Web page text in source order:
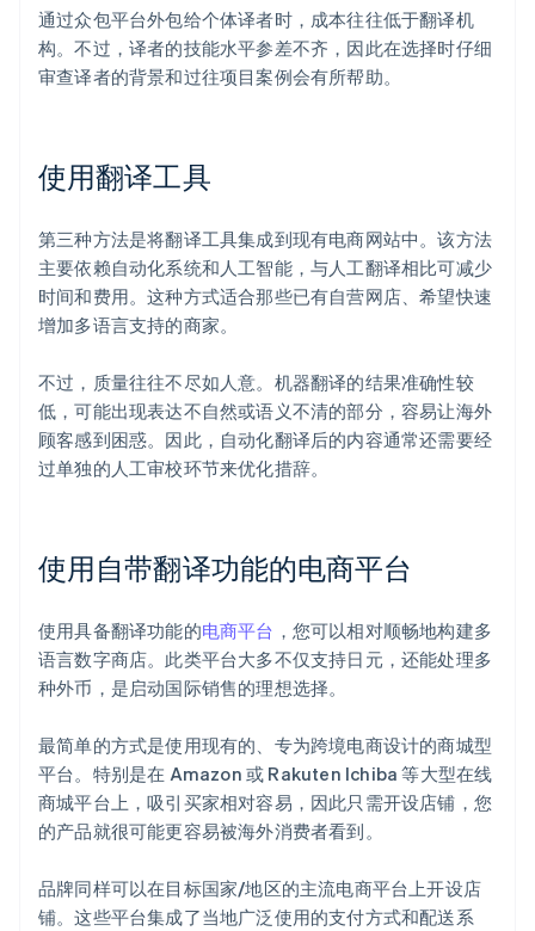
通过众包平台外包给个体译者时，成本往往低于翻译机
构。不过，译者的技能水平参差不齐，因此在选择时仔细
审查译者的背景和过往项目案例会有所帮助。
使用翻译工具
第三种方法是将翻译工具集成到现有电商网站中。该方法
主要依赖自动化系统和人工智能，与人工翻译相比可减少
时间和费用。这种方式适合那些已有自营网店、希望快速
增加多语言支持的商家。
不过，质量往往不尽如人意。机器翻译的结果准确性较
低，可能出现表达不自然或语义不清的部分，容易让海外
顾客感到困惑。因此，自动化翻译后的内容通常还需要经
过单独的人工审校环节来优化措辞。
使用自带翻译功能的电商平台
使用具备翻译功能的电商平台 ，您可以相对顺畅地构建多
语言数字商店。此类平台大多不仅支持日元，还能处理多
种外币，是启动国际销售的理想选择。
最简单的方式是使用现有的、专为跨境电商设计的商城型
平台。特别是在 Amazon 或 Rakuten Ichiba 等大型在线
商城平台上，吸引买家相对容易，因此只需开设店铺，您
的产品就很可能更容易被海外消费者看到。
品牌同样可以在目标国家/地区的主流电商平台上开设店
铺。这些平台集成了当地广泛使用的支付方式和配送系